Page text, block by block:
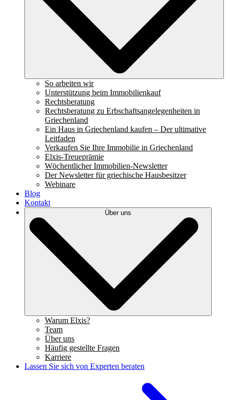
So arbeiten wir
Unterstützung beim Immobilienkauf
Rechtsberatung
Rechtsberatung zu Erbschaftsangelegenheiten in
Griechenland
Ein Haus in Griechenland kaufen – Der ultimative
Leitfaden
Verkaufen Sie Ihre Immobilie in Griechenland
Elxis-Treueprämie
Wöchentlicher Immobilien-Newsletter
Der Newsletter für griechische Hausbesitzer
Webinare
Blog
Kontakt
Über uns
Warum Elxis?
Team
Über uns
Häufig gestellte Fragen
Karriere
Lassen Sie sich von Experten beraten